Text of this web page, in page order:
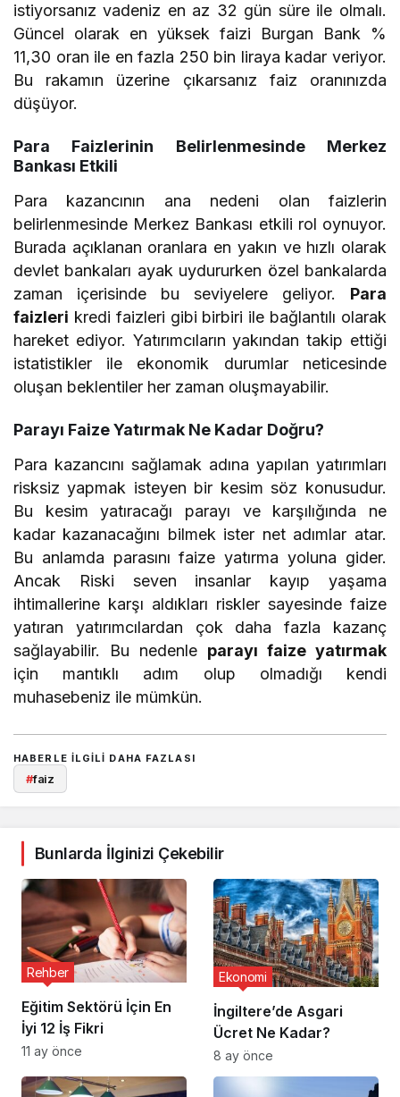
istiyorsanız vadeniz en az 32 gün süre ile olmalı.
Güncel olarak en yüksek faizi Burgan Bank %
11,30 oran ile en fazla 250 bin liraya kadar veriyor.
Bu rakamın üzerine çıkarsanız faiz oranınızda
düşüyor.
Para Faizlerinin Belirlenmesinde Merkez
Bankası Etkili
Para kazancının ana nedeni olan faizlerin
belirlenmesinde Merkez Bankası etkili rol oynuyor.
Burada açıklanan oranlara en yakın ve hızlı olarak
devlet bankaları ayak uydururken özel bankalarda
zaman içerisinde bu seviyelere geliyor. Para
faizleri kredi faizleri gibi birbiri ile bağlantılı olarak
hareket ediyor. Yatırımcıların yakından takip ettiği
istatistikler ile ekonomik durumlar neticesinde
oluşan beklentiler her zaman oluşmayabilir.
Parayı Faize Yatırmak Ne Kadar Doğru?
Para kazancını sağlamak adına yapılan yatırımları
risksiz yapmak isteyen bir kesim söz konusudur.
Bu kesim yatıracağı parayı ve karşılığında ne
kadar kazanacağını bilmek ister net adımlar atar.
Bu anlamda parasını faize yatırma yoluna gider.
Ancak Riski seven insanlar kayıp yaşama
ihtimallerine karşı aldıkları riskler sayesinde faize
yatıran yatırımcılardan çok daha fazla kazanç
sağlayabilir. Bu nedenle parayı faize yatırmak
için mantıklı adım olup olmadığı kendi
muhasebeniz ile mümkün.
HABERLE ILGILI DAHA FAZLASI
#faiz
Bunlarda İlginizi Çekebilir
Eğitim Sektörü İçin En
İyi 12 İş Fikri
Rehber
11 ay önce
İngiltere’de Asgari
Ücret Ne Kadar?
Ekonomi
8 ay önce